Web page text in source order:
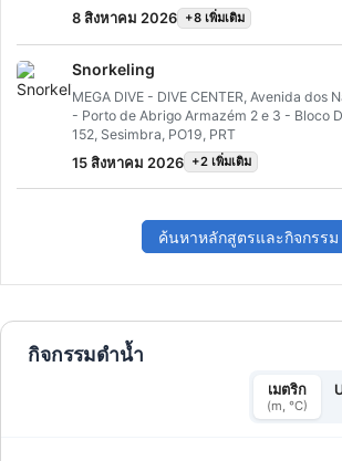
8 สิงหาคม 2026 +8 เพิ่มเติม
Snorkeling
MEGA DIVE - DIVE CENTER, Avenida dos
- Porto de Abrigo Armazém 2 e 3 - Bloco
152, Sesimbra, PO19, PRT
15 สิงหาคม 2026 +2 เพิ่มเติม
ค้นหาหลักสูตรและกิจกรรม
กิจกรรมดำน้ำ
เมตริก
(m, °C)